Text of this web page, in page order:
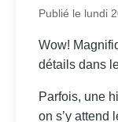
Publié le lundi
Wow!
détails dans
Parfois, une
on s’y attend